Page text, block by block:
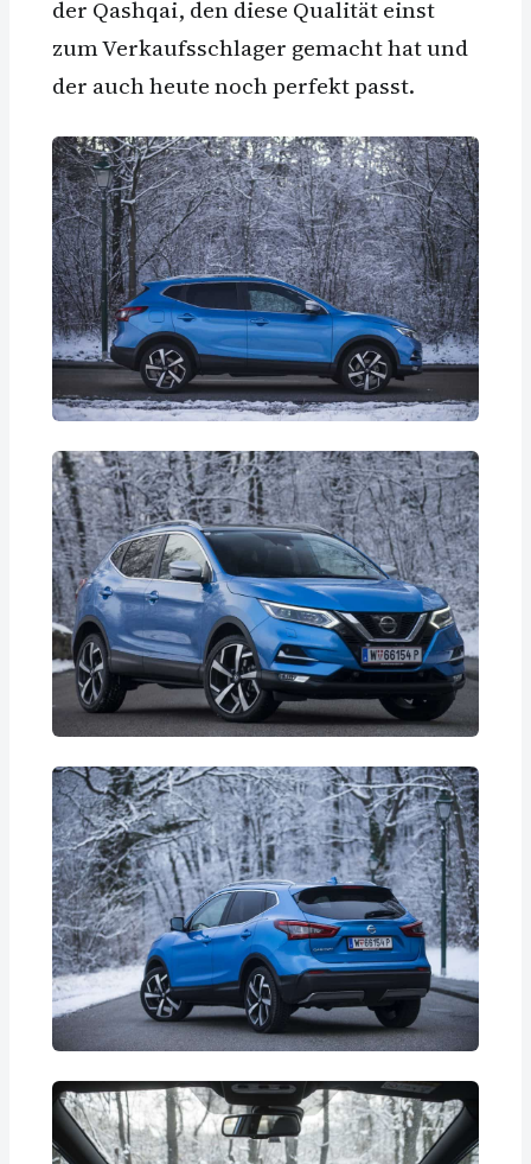
der Qashqai, den diese Qualität einst
zum Verkaufsschlager gemacht hat und
der auch heute noch perfekt passt.